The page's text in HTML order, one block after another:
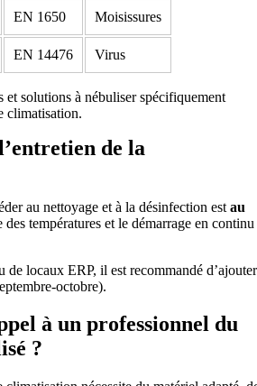
EN 1650 Moisissures
EN 14476 Virus
et solutions à nébuliser spécifiquement
climatisation.
de la
au nettoyage et à la désinfection estau
des températures et le démarrage en continu
de locaux ERP, il est recommandé d’ajouter
octobre).
à un professionnel du
?